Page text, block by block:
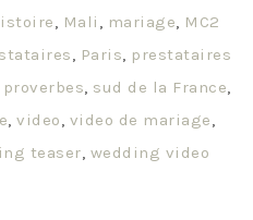
, Mali , mariage, MC2
, Paris, prestataires
proverbes, sud de la France,
,video, video de mariage,
teaser, wedding video